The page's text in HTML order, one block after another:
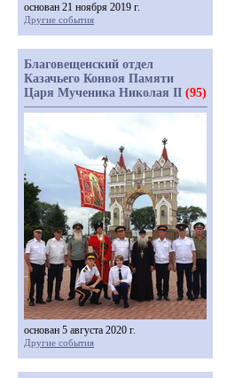
основан 21 ноября 2019 г.
Другие события
Благовещенский отдел
Казачьего Конвоя Памяти
Царя Мученика Николая II (95)
основан 5 августа 2020 г.
Другие события